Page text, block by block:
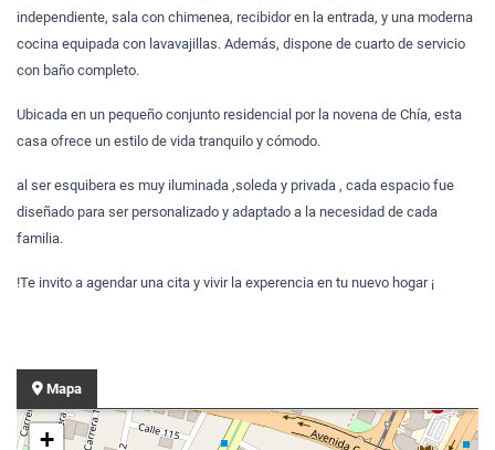
independiente, sala con chimenea, recibidor en la entrada, y una moderna
cocina equipada con lavavajillas. Además, dispone de cuarto de servicio
con baño completo.
Ubicada en un pequeño conjunto residencial por la novena de Chía, esta
casa ofrece un estilo de vida tranquilo y cómodo.
al ser esquibera es muy iluminada ,soleda y privada , cada espacio fue
diseñado para ser personalizado y adaptado a la necesidad de cada
familia.
!Te invito a agendar una cita y vivir la experencia en tu nuevo hogar ¡
Mapa
+